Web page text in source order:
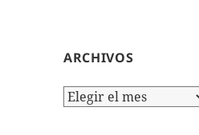
ARCHIVOS
Archivos